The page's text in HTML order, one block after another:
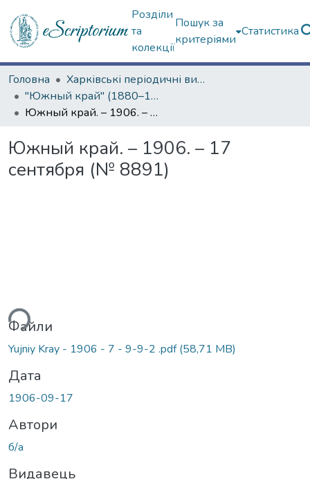
Розділи
та
колекції
Пошук за
критеріями
Статистика
Головна
Харківські періодичні видання
"Южный край" (1880–1919 гг.)
Южный край. – 1906. – 17 сентября (№ 8891)
Южный край. – 1906. – 17
сентября (№ 8891)
Файли
Yujniy Kray - 1906 - 7 - 9-9-2 .pdf(58,71 MB)
Дата
1906-09-17
Автори
б/а
Видавець